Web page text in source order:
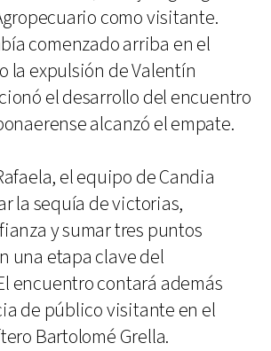
como visitante.
comenzado arriba en el
la expulsión de Valentín
el desarrollo del encuentro
alcanzó el empate.
el equipo de Candia
la sequía de victorias,
y sumar tres puntos
una etapa clave del
encuentro contará además
de público visitante en el
Bartolomé Grella.